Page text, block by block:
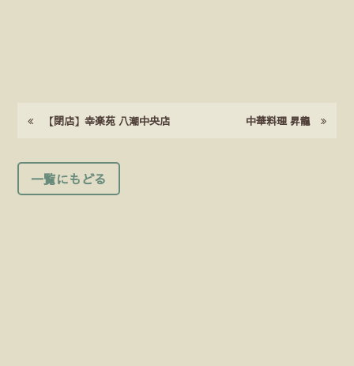
【閉店】幸楽苑 八潮中央店 中華料理 昇龍
一覧にもどる